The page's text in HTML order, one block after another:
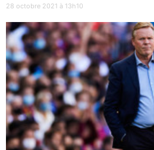
28 octobre 2021 à 13h10